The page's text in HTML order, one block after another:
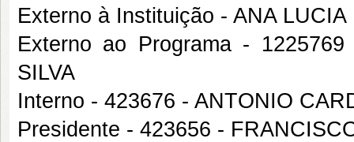
Externo à Instituição - ANA
Externo ao Programa -
SILVA
Interno - 423676 - ANTONIO
Presidente - 423656 -